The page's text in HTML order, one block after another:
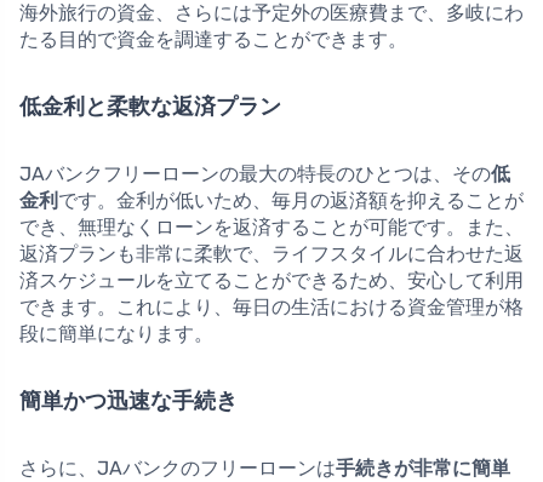
海外旅行の資金、さらには予定外の医療費まで、多岐にわ
たる目的で資金を調達することができます。
低金利と柔軟な返済プラン
JAバンクフリーローンの最大の特長のひとつは、その低
金利 です。金利が低いため、毎月の返済額を抑えることが
でき、無理なくローンを返済することが可能です。また、
返済プランも非常に柔軟で、ライフスタイルに合わせた返
済スケジュールを立てることができるため、安心して利用
できます。これにより、毎日の生活における資金管理が格
段に簡単になります。
簡単かつ迅速な手続き
さらに、JAバンクのフリーローンは手続きが非常に簡単